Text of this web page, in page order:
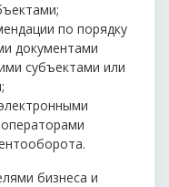
по порядку
документами
субъектами или
бизнеса и